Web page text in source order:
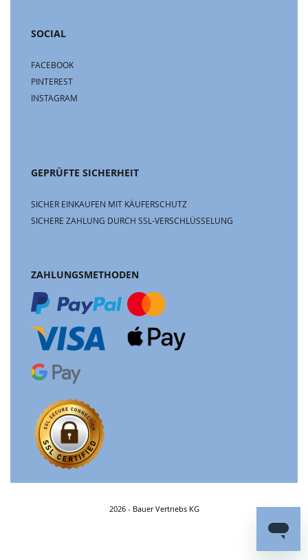
SOCIAL
FACEBOOK
PINTEREST
INSTAGRAM
GEPRÜFTE SICHERHEIT
SICHER EINKAUFEN MIT KÄUFERSCHUTZ
SICHERE ZAHLUNG DURCH SSL-VERSCHLÜSSELUNG
ZAHLUNGSMETHODEN
2026 - Bauer Vertriebs KG